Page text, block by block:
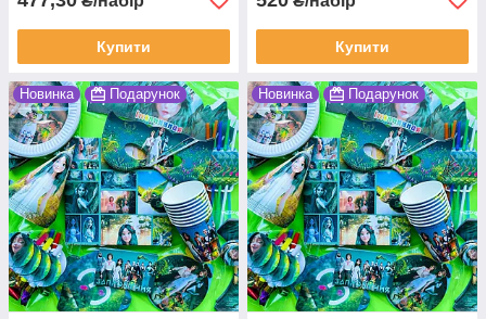
Купити Купити
Новинка Подарунок Новинка Подарунок